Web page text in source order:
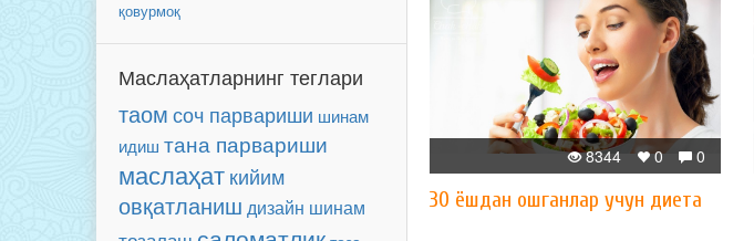
қовурмоқ
Маслаҳатларнинг теглари
таомсоч парвариши шинам
идиш тана парвариши
маслаҳат кийим
овқатланиш дизайн шинам
0
0
8344
30 ёшдан ошганлар учун диета